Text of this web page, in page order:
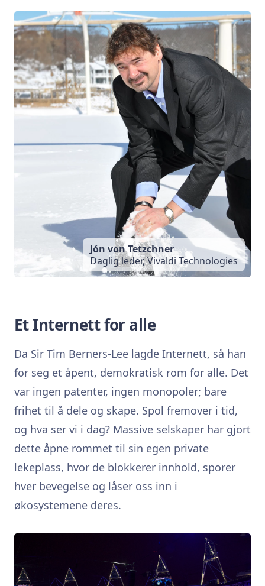
Jón von Tetzchner
Daglig leder, Vivaldi Technologies
Et Internett for alle
Da Sir Tim Berners-Lee lagde Internett, så han
for seg et åpent, demokratisk rom for alle. Det
var ingen patenter, ingen monopoler; bare
frihet til å dele og skape. Spol fremover i tid,
og hva ser vi i dag? Massive selskaper har gjort
dette åpne rommet til sin egen private
lekeplass, hvor de blokkerer innhold, sporer
hver bevegelse og låser oss inn i
økosystemene deres.